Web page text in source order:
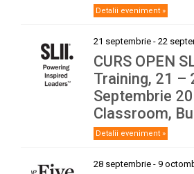
Detalii eveniment »
21 septembrie -22
CURS OPEN
Training, 21 –
Septembrie
Classroom,
Detalii eveniment »
28 septembrie -9